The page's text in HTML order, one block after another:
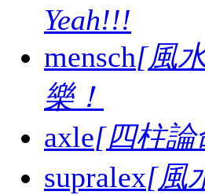
Yeah!!!
mensch[風
樂！
axle[四柱論
supralex[風